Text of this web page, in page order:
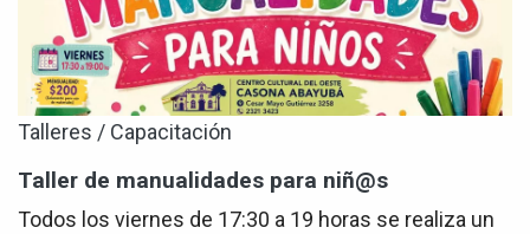
Talleres / Capacitación
Taller de manualidades para niñ@s
Todos los viernes de 17:30 a 19 horas se realiza un